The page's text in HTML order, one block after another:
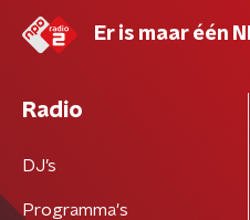
Er is maar één
Radio
DJ’s
Programma's